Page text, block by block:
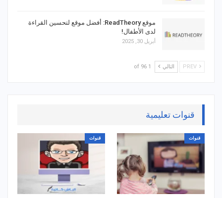
موقع ReadTheory: أفضل موقع لتحسين القراءة
لدى الأطفال!
أبريل 30, 2025
التالي 1 of 96
قنوات تعليمية
قنوات قنوات